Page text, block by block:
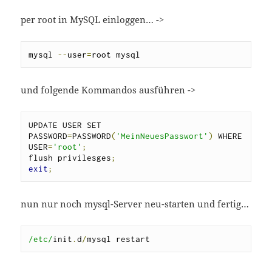
per root in MySQL einloggen… ->
mysql --user=root mysql
und folgende Kommandos ausführen ->
UPDATE USER SET
PASSWORD=PASSWORD( 'MeinNeuesPasswort' )
WHERE
USER= 'root' ;
flush privilesges;
exit;
nun nur noch mysql-Server neu-starten und fertig…
/etc/init.d/mysql restart